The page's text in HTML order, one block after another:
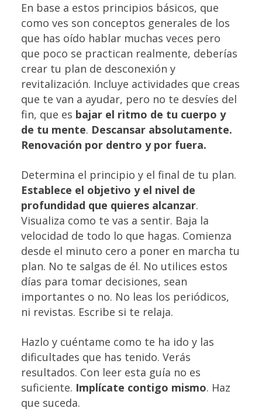
En base a estos principios básicos, que
como ves son conceptos generales de los
que has oído hablar muchas veces pero
que poco se practican realmente, deberías
crear tu plan de desconexión y
revitalización. Incluye actividades que creas
que te van a ayudar, pero no te desvíes del
fin, que es bajar el ritmo de tu cuerpo y
de tu mente. Descansar absolutamente.
Renovación por dentro y por fuera.
Determina el principio y el final de tu plan.
Establece el objetivo y el nivel de
profundidad que quieres alcanzar.
Visualiza como te vas a sentir. Baja la
velocidad de todo lo que hagas. Comienza
desde el minuto cero a poner en marcha tu
plan. No te salgas de él. No utilices estos
días para tomar decisiones, sean
importantes o no. No leas los periódicos,
ni revistas. Escribe si te relaja.
Hazlo y cuéntame como te ha ido y las
dificultades que has tenido. Verás
resultados. Con leer esta guía no es
suficiente. Implícate contigo mismo. Haz
que suceda.